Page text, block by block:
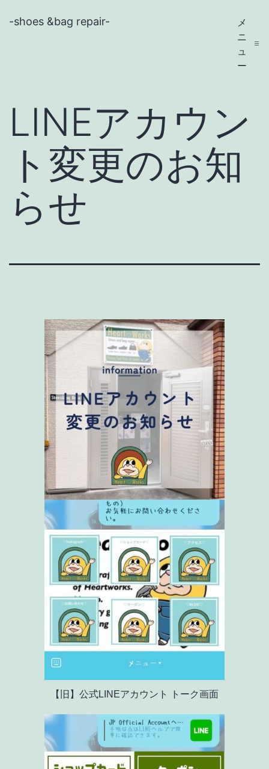
-shoes &bag repair-
メ
ニ
ュ
ー
LINEアカウン
ト変更のお知
らせ
【旧】公式LINEアカウント トーク画面